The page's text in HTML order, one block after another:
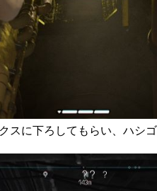
スに下ろしてもらい、ハシ